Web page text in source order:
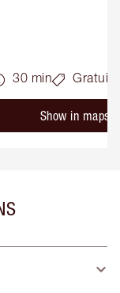
30 min Gratuit
Show in maps